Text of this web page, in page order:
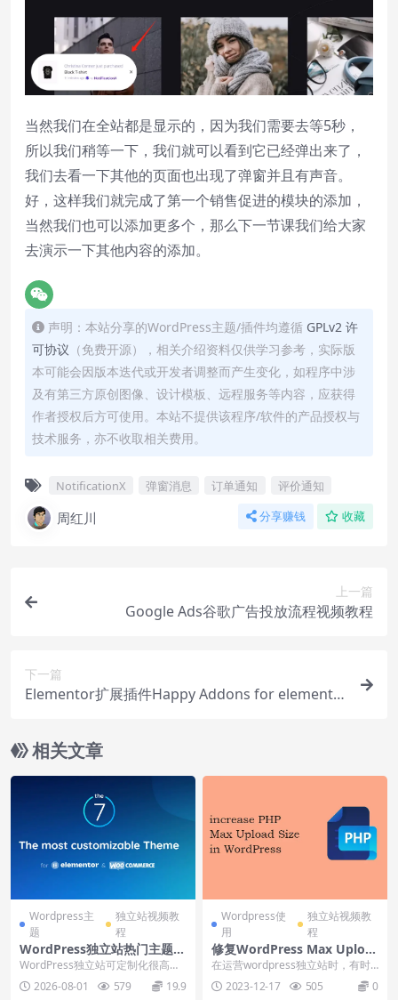
当然我们在全站都是显示的，因为我们需要去等5秒，
所以我们稍等一下，我们就可以看到它已经弹出来了，
我们去看一下其他的页面也出现了弹窗并且有声音。
好，这样我们就完成了第一个销售促进的模块的添加，
当然我们也可以添加更多个，那么下一节课我们给大家
去演示一下其他内容的添加。
声明：本站分享的WordPress主题/插件均遵循 GPLv2 许
可协议 （免费开源），相关介绍资料仅供学习参考，实际版
本可能会因版本迭代或开发者调整而产生变化，如程序中涉
及有第三方原创图像、设计模板、远程服务等内容，应获得
作者授权后方可使用。本站不提供该程序/软件的产品授权与
技术服务，亦不收取相关费用。
NotificationX 弹窗消息 订单通知 评价通知
周红川 分享赚钱 收藏
上一篇
Google Ads谷歌广告投放流程视频教程
下一篇
Elementor扩展插件Happy Addons for elemento
相关文章
Wordpress主
题
独立站视频教
程
WordPress独立站热门主题T
he7下载安装使用视频
WordPress独立站可定制化很高的
主题The7，商业主题资源下载，主
题安装使...
2026-08-01 579 19.9
Wordpress使
用
独立站视频教
程
修复WordPress Max Uploa
d Size 最大上传文件大小限制
错误
在运营wordpress独立站时，有时
候不得不上传一些相对较大的文
件，比如视频，...
2023-12-17 505 0